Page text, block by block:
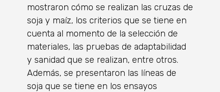
mostraron cómo se realizan las cruzas de
soja y maíz, los criterios que se tiene en
cuenta al momento de la selección de
materiales, las pruebas de adaptabilidad
y sanidad que se realizan, entre otros.
Además, se presentaron las líneas de
soja que se tiene en los ensayos